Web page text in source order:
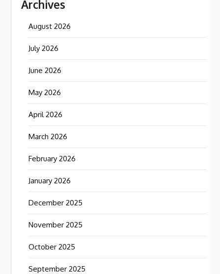
Archives
August 2026
July 2026
June 2026
May 2026
April 2026
March 2026
February 2026
January 2026
December 2025
November 2025
October 2025
September 2025